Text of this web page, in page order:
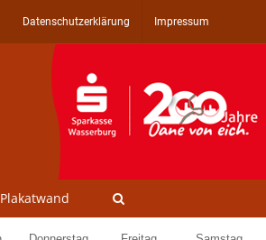
Datenschutzerklärung Impressum
Plakatwand